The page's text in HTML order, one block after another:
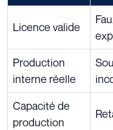
Licence valide
Production
interne réelle
Capacité de
production